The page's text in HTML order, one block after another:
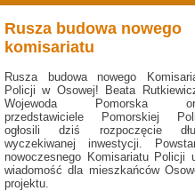
Rusza budowa nowego
komisariatu
Rusza budowa nowego
Policji w Osowej! Beata
Wojewoda Pomorska
przedstawiciele Pomorskiej
ogłosili dziś rozpoczęcie
wyczekiwanej inwestycji.
nowoczesnego Komisariatu
wiadomość dla mieszkańców
projektu.